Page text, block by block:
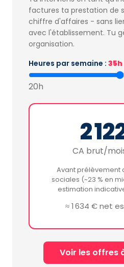
factures ta prestation de
chiffre d'affaires - sans
avec l'établissement. Tu
organisation.
Heures par semaine : 35h
20h
2
CA brut/
Avant prélèvement
sociales (~23 % en
estimation
≈ 1 634 € net
Voir les offres